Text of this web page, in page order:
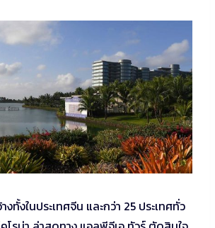
งทั้งในประเทศจีน และกว่า 25 ประเทศทั่ว